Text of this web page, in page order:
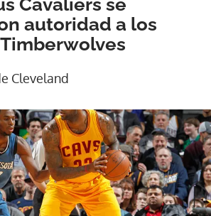
Cavaliers se
autoridad a los
Cleveland